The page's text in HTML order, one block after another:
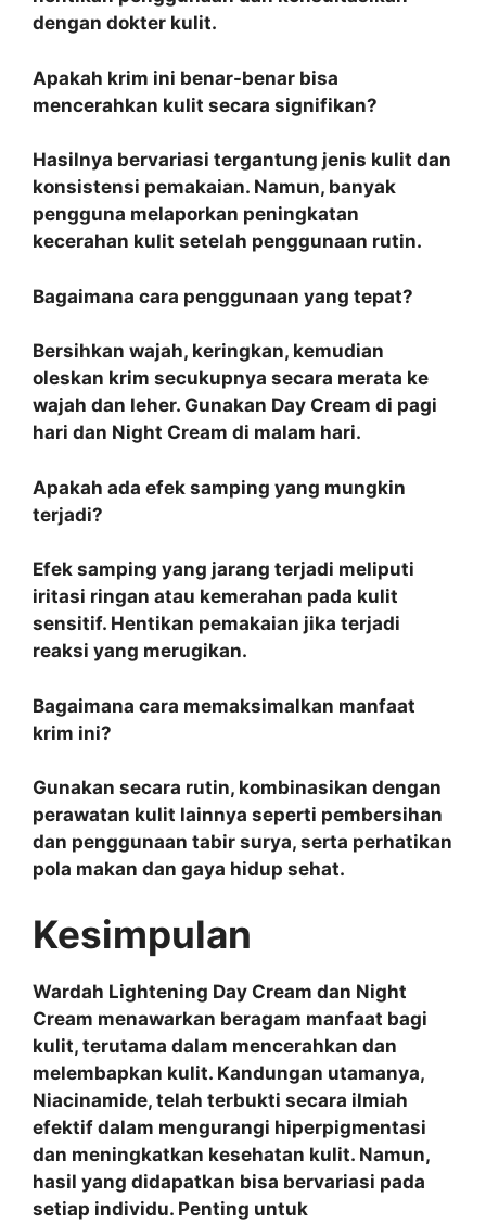
dengan dokter kulit.
Apakah krim ini benar-benar bisa
mencerahkan kulit secara signifikan?
Hasilnya bervariasi tergantung jenis kulit dan
konsistensi pemakaian. Namun, banyak
pengguna melaporkan peningkatan
kecerahan kulit setelah penggunaan rutin.
Bagaimana cara penggunaan yang tepat?
Bersihkan wajah, keringkan, kemudian
oleskan krim secukupnya secara merata ke
wajah dan leher. Gunakan Day Cream di pagi
hari dan Night Cream di malam hari.
Apakah ada efek samping yang mungkin
terjadi?
Efek samping yang jarang terjadi meliputi
iritasi ringan atau kemerahan pada kulit
sensitif. Hentikan pemakaian jika terjadi
reaksi yang merugikan.
Bagaimana cara memaksimalkan manfaat
krim ini?
Gunakan secara rutin, kombinasikan dengan
perawatan kulit lainnya seperti pembersihan
dan penggunaan tabir surya, serta perhatikan
pola makan dan gaya hidup sehat.
Kesimpulan
Wardah Lightening Day Cream dan Night
Cream menawarkan beragam manfaat bagi
kulit, terutama dalam mencerahkan dan
melembapkan kulit. Kandungan utamanya,
Niacinamide, telah terbukti secara ilmiah
efektif dalam mengurangi hiperpigmentasi
dan meningkatkan kesehatan kulit. Namun,
hasil yang didapatkan bisa bervariasi pada
setiap individu. Penting untuk